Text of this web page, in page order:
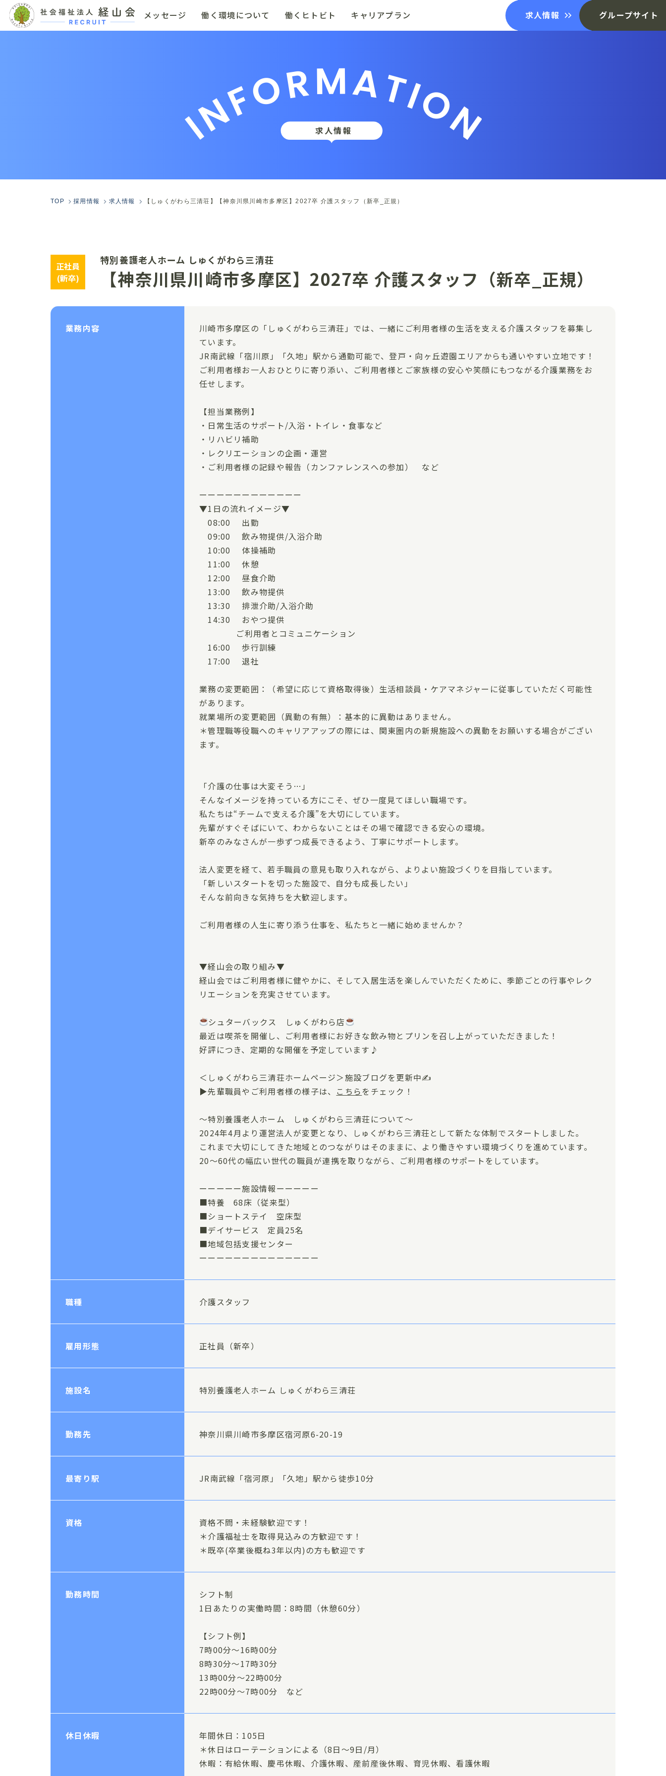
メッセージ 働く環境について 働くヒトビト キャリアプラン 求人情報 グループサイト
求人情報
INFORMATION
TOP 採用情報 求人情報 【しゅくがわら三清荘】【神奈川県川崎市多摩区】2027卒 介護スタッフ（新卒_正規）
正社員
(新卒)
特別養護老人ホーム しゅくがわら三清荘
【神奈川県川崎市多摩区】2027卒 介護スタッフ（新卒_正規）
業務内容
川崎市多摩区の「しゅくがわら三清荘」では、一緒にご利用者様の生活を支える介護スタッフを募集し
ています。
JR南武線「宿川原」「久地」駅から通勤可能で、登戸・向ヶ丘遊園エリアからも通いやすい立地です！
ご利用者様お一人おひとりに寄り添い、ご利用者様とご家族様の安心や笑顔にもつながる介護業務をお
任せします。
【担当業務例】
・日常生活のサポート/入浴・トイレ・食事など
・リハビリ補助
・レクリエーションの企画・運営
・ご利用者様の記録や報告（カンファレンスへの参加） など
ーーーーーーーーーーーー
▼1日の流れイメージ▼
08:00 出勤
09:00 飲み物提供/入浴介助
10:00 体操補助
11:00 休憩
12:00 昼食介助
13:00 飲み物提供
13:30 排泄介助/入浴介助
14:30 おやつ提供
ご利用者とコミュニケーション
16:00 歩行訓練
17:00 退社
業務の変更範囲：（希望に応じて資格取得後）生活相談員・ケアマネジャーに従事していただく可能性
があります。
就業場所の変更範囲（異動の有無）：基本的に異動はありません。
＊管理職等役職へのキャリアアップの際には、関東圏内の新規施設への異動をお願いする場合がござい
ます。
「介護の仕事は大変そう…」
そんなイメージを持っている方にこそ、ぜひ一度見てほしい職場です。
私たちは“チームで支える介護”を大切にしています。
先輩がすぐそばにいて、わからないことはその場で確認できる安心の環境。
新卒のみなさんが一歩ずつ成長できるよう、丁寧にサポートします。
法人変更を経て、若手職員の意見も取り入れながら、よりよい施設づくりを目指しています。
「新しいスタートを切った施設で、自分も成長したい」
そんな前向きな気持ちを大歓迎します。
ご利用者様の人生に寄り添う仕事を、私たちと一緒に始めませんか？
▼経山会の取り組み▼
経山会ではご利用者様に健やかに、そして入居生活を楽しんでいただくために、季節ごとの行事やレク
リエーションを充実させています。
シュターバックス しゅくがわら店
最近は喫茶を開催し、ご利用者様にお好きな飲み物とプリンを召し上がっていただきました！
好評につき、定期的な開催を予定しています♪
＜しゅくがわら三清荘ホームページ＞施設ブログを更新中✍
▶先輩職員やご利用者様の様子は、 こちら をチェック！
～特別養護老人ホーム しゅくがわら三清荘について～
2024年4月より運営法人が変更となり、しゅくがわら三清荘として新たな体制でスタートしました。
これまで大切にしてきた地域とのつながりはそのままに、より働きやすい環境づくりを進めています。
20～60代の幅広い世代の職員が連携を取りながら、ご利用者様のサポートをしています。
ーーーーー施設情報ーーーーー
■特養 68床（従来型）
■ショートステイ 空床型
■デイサービス 定員25名
■地域包括支援センター
ーーーーーーーーーーーーーー
職種 介護スタッフ
雇用形態 正社員（新卒）
施設名 特別養護老人ホーム しゅくがわら三清荘
勤務先 神奈川県川崎市多摩区宿河原6-20-19
最寄り駅 JR南武線「宿河原」「久地」駅から徒歩10分
資格
資格不問・未経験歓迎です！
＊介護福祉士を取得見込みの方歓迎です！
＊既卒(卒業後概ね3年以内)の方も歓迎です
勤務時間
シフト制
1日あたりの実働時間：8時間（休憩60分）
【シフト例】
7時00分〜16時00分
8時30分〜17時30分
13時00分〜22時00分
22時00分～7時00分 など
休日休暇
年間休日：105日
＊休日はローテーションによる（8日～9日/月）
休暇：有給休暇、慶弔休暇、介護休暇、産前産後休暇、育児休暇、看護休暇